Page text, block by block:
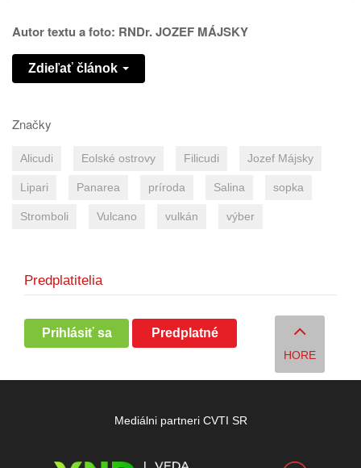
Autor textu a foto: RNDr. JOZEF MÁJSKY
Zdieľať článok
Značky
Alicudi Eolské ostrovy Filicudi Jozef Májsky
Lipari Panarea príroda Salina sopka
Stromboli Vulcano vulkán výber
Predplatitelia
Prihlásiť sa Predplatné
HORE
Mediálni partneri CVTI SR